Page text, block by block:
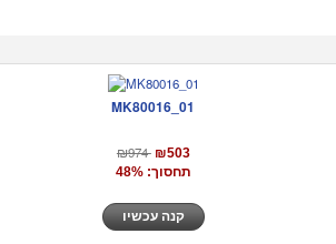
MK80016_01
₪974 ₪503
תחסוך: 48%
קנה עכשיו